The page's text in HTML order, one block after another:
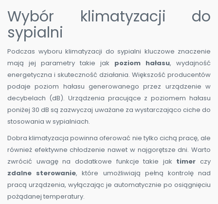
Wybór klimatyzacji do
sypialni
Podczas wyboru klimatyzacji do sypialni kluczowe znaczenie
mają jej parametry takie jak poziom hałasu, wydajność
energetyczna i skuteczność działania. Większość producentów
podaje poziom hałasu generowanego przez urządzenie w
decybelach (dB). Urządzenia pracujące z poziomem hałasu
poniżej 30 dB są zazwyczaj uważane za wystarczająco ciche do
stosowania w sypialniach.
Dobra klimatyzacja powinna oferować nie tylko cichą pracę, ale
również efektywne chłodzenie nawet w najgorętsze dni. Warto
zwrócić uwagę na dodatkowe funkcje takie jak timer czy
zdalne sterowanie, które umożliwiają pełną kontrolę nad
pracą urządzenia, wyłączając je automatycznie po osiągnięciu
pożądanej temperatury.